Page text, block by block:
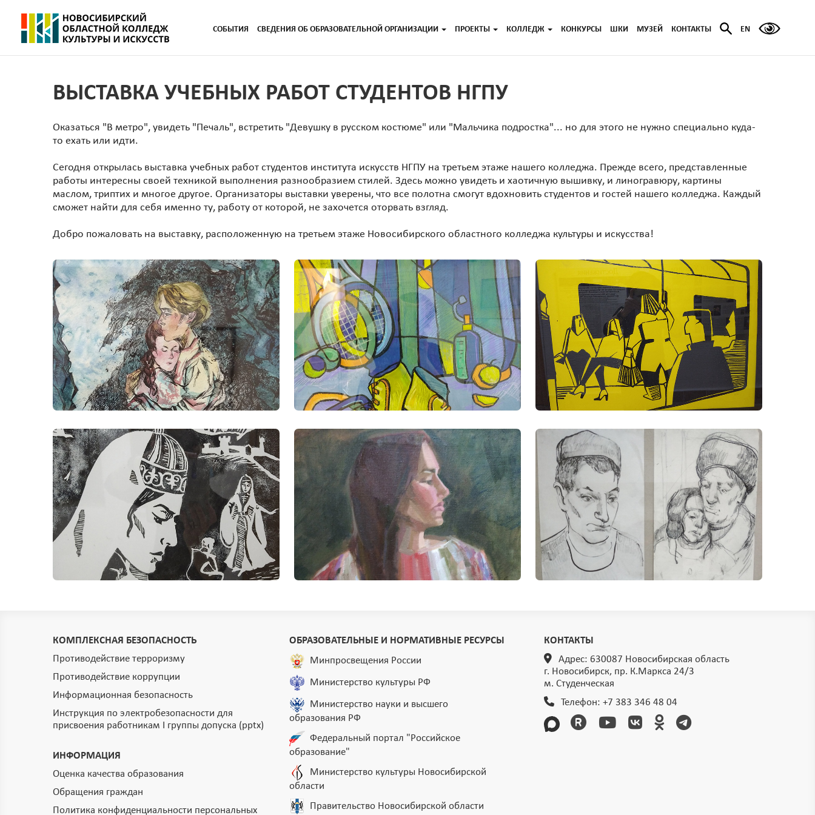
СОБЫТИЯ СВЕДЕНИЯ ОБ ОБРАЗОВАТЕЛЬНОЙ ОРГАНИЗАЦИИ ПРОЕКТЫ КОЛЛЕДЖ КОНКУРСЫ ШКИ МУЗЕЙ КОНТАКТЫ EN
ВЫСТАВКА УЧЕБНЫХ РАБОТ СТУДЕНТОВ НГПУ
Оказаться "В метро", увидеть "Печаль", встретить "Девушку в русском костюме" или "Мальчика подростка"... но для этого не нужно специально куда-
то ехать или идти.
Сегодня открылась выставка учебных работ студентов института искусств НГПУ на третьем этаже нашего колледжа. Прежде всего, представленные
работы интересны своей техникой выполнения разнообразием стилей. Здесь можно увидеть и хаотичную вышивку, и линогравюру, картины
маслом, триптих и многое другое. Организаторы выставки уверены, что все полотна смогут вдохновить студентов и гостей нашего колледжа. Каждый
сможет найти для себя именно ту, работу от которой, не захочется оторвать взгляд.
Добро пожаловать на выставку, расположенную на третьем этаже Новосибирского областного колледжа культуры и искусства!
КОМПЛЕКСНАЯ БЕЗОПАСНОСТЬ
Противодействие терроризму
Противодействие коррупции
Информационная безопасность
Инструкция по электробезопасности для
присвоения работникам I группы допуска (pptx)
ИНФОРМАЦИЯ
Оценка качества образования
Обращения граждан
Политика конфиденциальности персональных
ОБРАЗОВАТЕЛЬНЫЕ И НОРМАТИВНЫЕ РЕСУРСЫ
Минпросвещения России
Министерство культуры РФ
Министерство науки и высшего
образования РФ
Федеральный портал "Российское
образование"
Министерство культуры Новосибирской
области
Правительство Новосибирской области
КОНТАКТЫ
Адрес: 630087 Новосибирская область
г. Новосибирск, пр. К.Маркса 24/3
м. Студенческая
Телефон: +7 383 346 48 04